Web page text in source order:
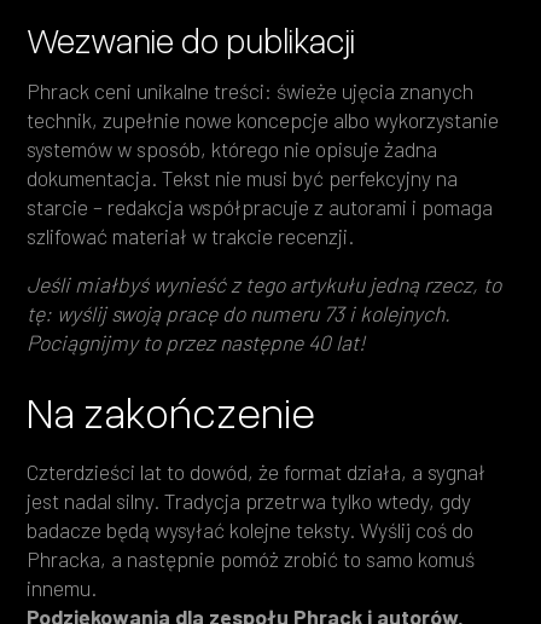
Wezwanie do publikacji
Phrack ceni unikalne treści: świeże ujęcia znanych
technik, zupełnie nowe koncepcje albo wykorzystanie
systemów w sposób, którego nie opisuje żadna
dokumentacja. Tekst nie musi być perfekcyjny na
starcie – redakcja współpracuje z autorami i pomaga
szlifować materiał w trakcie recenzji.
Jeśli miałbyś wynieść z tego artykułu jedną rzecz, to
tę: wyślij swoją pracę do numeru 73 i kolejnych.
Pociągnijmy to przez następne 40 lat!
Na zakończenie
Czterdzieści lat to dowód, że format działa, a sygnał
jest nadal silny. Tradycja przetrwa tylko wtedy, gdy
badacze będą wysyłać kolejne teksty. Wyślij coś do
Phracka, a następnie pomóż zrobić to samo komuś
innemu.
Podziękowania dla zespołu Phrack i autorów,